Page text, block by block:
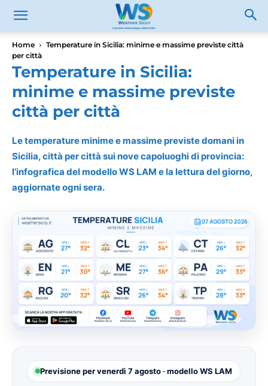
Home
Temperature in Sicilia: minime e massime previste città
per città
Temperature in Sicilia:
minime e massime previste
città per città
Le temperature minime e massime previste domani in
Sicilia, città per città sui nove capoluoghi di provincia:
l’infografica del modello WS LAM e la lettura del giorno,
aggiornate ogni sera.
Previsione per venerdì 7 agosto · modello WS LAM